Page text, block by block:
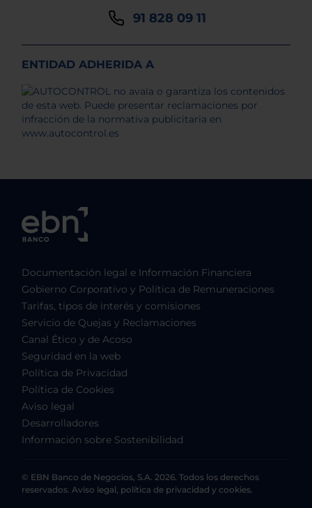
91 828 09 11
ENTIDAD ADHERIDA A
Documentación legal e Información Financiera
Gobierno Corporativo y Política de Remuneraciones
Tarifas, tipos de interés y comisiones
Servicio de Quejas y Reclamaciones
Canal Ético y de Acoso
Seguridad en la web
Política de Privacidad
Política de Cookies
Aviso legal
Desarrolladores
Información sobre Sostenibilidad
© EBN Banco de Negocios, S.A. 2026. Todos los derechos
reservados. Aviso legal, política de privacidad y cookies.